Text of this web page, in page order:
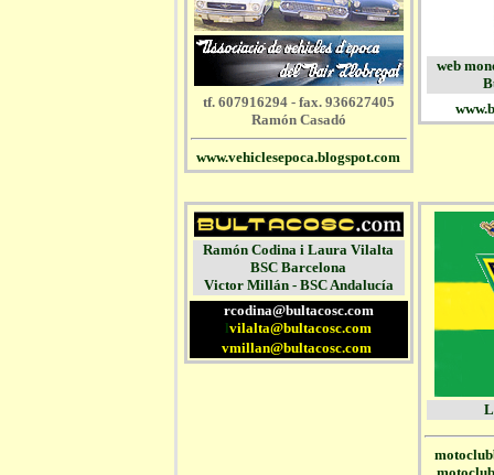
tf. 607916294 - fax. 936627405
Ramón Casadó
www.vehiclesepoca.blogspot.com
web
Ramón Codina i Laura Vilalta
BSC Barcelona
Victor Millán - BSC Andalucía
rcodina@bultacosc.com
lvilalta@bultacosc.com
vmillan@bultacosc.com